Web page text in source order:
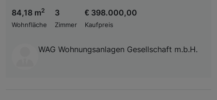
84,18 m2
Wohnfläche
3
Zimmer
€ 398.000,00
Kaufpreis
WAG Wohnungsanlagen Gesellschaft m.b.H.